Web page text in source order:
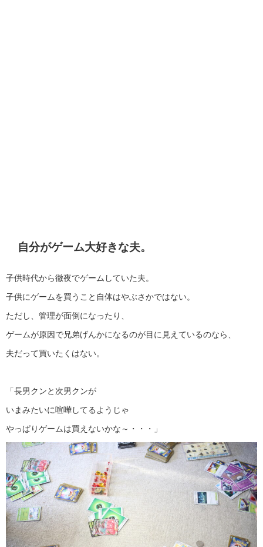
自分がゲーム大好きな夫。
子供時代から徹夜でゲームしていた夫。
子供にゲームを買うこと自体はやぶさかではない。
ただし、管理が面倒になったり、
ゲームが原因で兄弟げんかになるのが目に見えているのなら、
夫だって買いたくはない。
「長男クンと次男クンが
いまみたいに喧嘩してるようじゃ
やっぱりゲームは買えないかな～・・・」